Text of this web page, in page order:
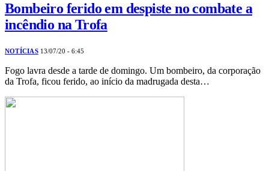
Bombeiro ferido em despiste no combate a
incêndio na Trofa
NOTÍCIAS 13/07/20 - 6:45
Fogo lavra desde a tarde de domingo. Um bombeiro, da corporação
da Trofa, ficou ferido, ao início da madrugada desta…